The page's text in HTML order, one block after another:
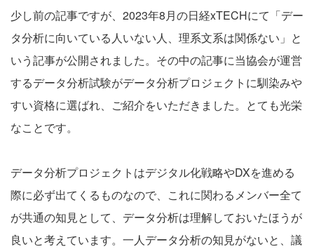
少し前の記事ですが、2023年8月の日経xTECHにて「デー
タ分析に向いている人いない人、理系文系は関係ない」と
いう記事が公開されました。その中の記事に当協会が運営
するデータ分析試験がデータ分析プロジェクトに馴染みや
すい資格に選ばれ、ご紹介をいただきました。とても光栄
なことです。
データ分析プロジェクトはデジタル化戦略やDXを進める
際に必ず出てくるものなので、これに関わるメンバー全て
が共通の知見として、データ分析は理解しておいたほうが
良いと考えています。一人データ分析の知見がないと、議